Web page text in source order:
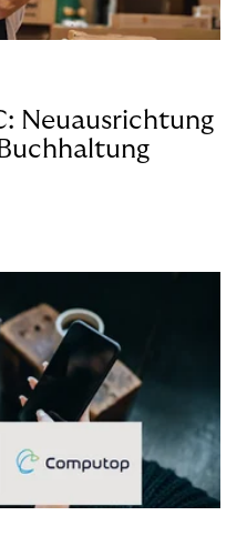
Neuausrichtung